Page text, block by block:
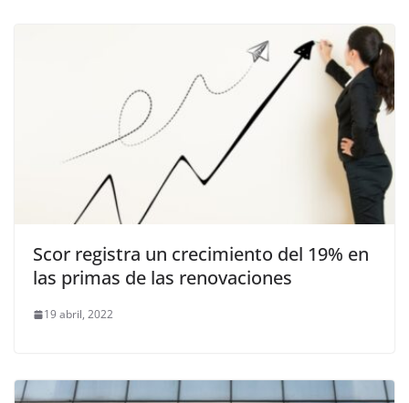
Scor registra un crecimiento del 19% en
las primas de las renovaciones
19 abril, 2022